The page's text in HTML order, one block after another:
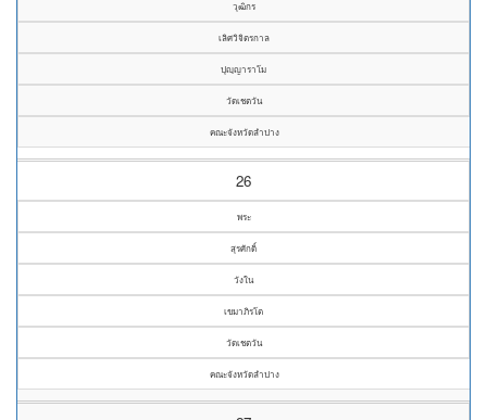
วุฒิกร
เลิศวิจิตรกาล
ปุญฺญาราโม
วัดเชตวัน
คณะจังหวัดลำปาง
26
พระ
สุรศักดิ์
วังใน
เขมาภิรโต
วัดเชตวัน
คณะจังหวัดลำปาง